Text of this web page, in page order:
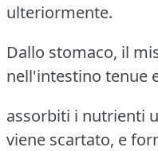
ulteriormente.
Dallo stomaco, il
nell'intestino tenue
assorbiti i nutrienti
viene scartato, e